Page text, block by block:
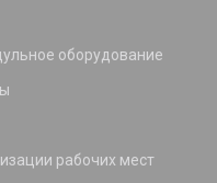
оборудование
рабочих мест